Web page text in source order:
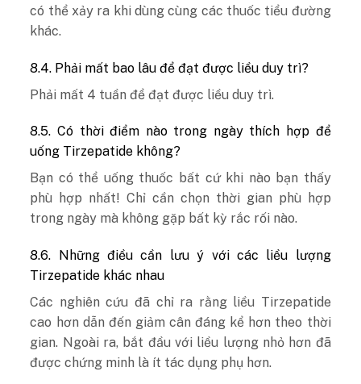
có thể xảy ra khi dùng cùng các thuốc tiểu đường
khác.
8.4. Phải mất bao lâu để đạt được liều duy trì?
Phải mất 4 tuần để đạt được liều duy trì.
8.5. Có thời điểm nào trong ngày thích hợp để
uống Tirzepatide không?
Bạn có thể uống thuốc bất cứ khi nào bạn thấy
phù hợp nhất! Chỉ cần chọn thời gian phù hợp
trong ngày mà không gặp bất kỳ rắc rối nào.
8.6. Những điều cần lưu ý với các liều lượng
Tirzepatide khác nhau
Các nghiên cứu đã chỉ ra rằng liều Tirzepatide
cao hơn dẫn đến giảm cân đáng kể hơn theo thời
gian. Ngoài ra, bắt đầu với liều lượng nhỏ hơn đã
được chứng minh là ít tác dụng phụ hơn.